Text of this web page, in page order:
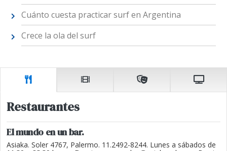
Cuánto cuesta practicar surf en Argentina
Crece la ola del surf
Restaurantes
El mundo en un bar.
Asiaka. Soler 4767, Palermo. 11.2492-8244. Lunes a sábados de